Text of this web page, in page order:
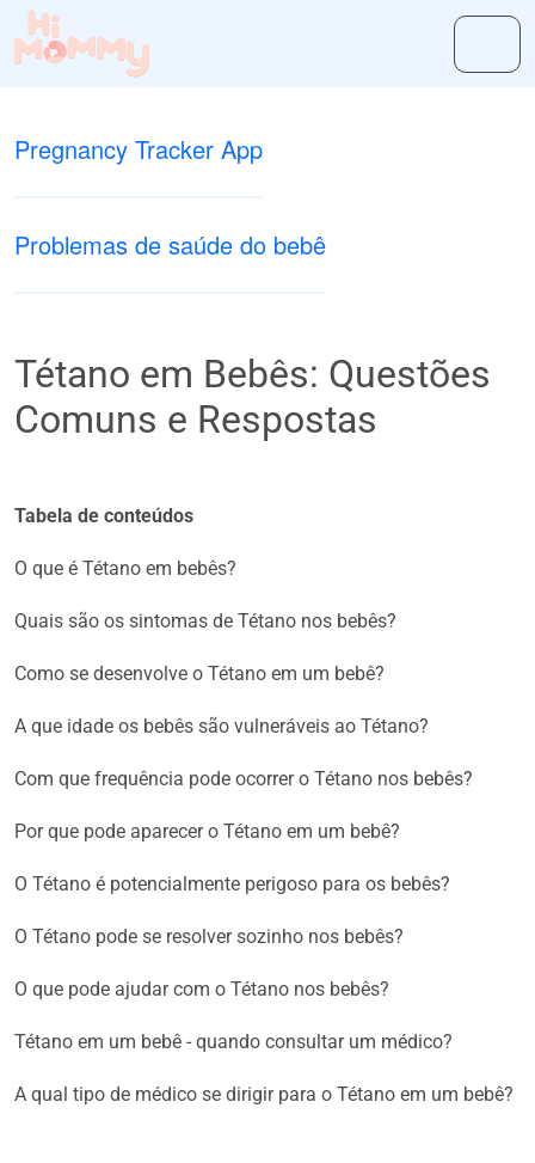
Pregnancy Tracker App
Problemas de saúde do bebê
Tétano em Bebês: Questões
Comuns e Respostas
Tabela de conteúdos
O que é Tétano em bebês?
Quais são os sintomas de Tétano nos bebês?
Como se desenvolve o Tétano em um bebê?
A que idade os bebês são vulneráveis ao Tétano?
Com que frequência pode ocorrer o Tétano nos bebês?
Por que pode aparecer o Tétano em um bebê?
O Tétano é potencialmente perigoso para os bebês?
O Tétano pode se resolver sozinho nos bebês?
O que pode ajudar com o Tétano nos bebês?
Tétano em um bebê - quando consultar um médico?
A qual tipo de médico se dirigir para o Tétano em um bebê?